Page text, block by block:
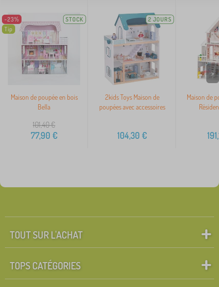
-23%
Tip
STOCK
Maison de poupée en bois
Bella
101,40€
77,90 €
2 JOURS
2kids Toys Maison de
poupées avec accessoires
104,30 €
Maison de
>
TOUT SUR L'ACHAT
TOPS CATÉGORIES